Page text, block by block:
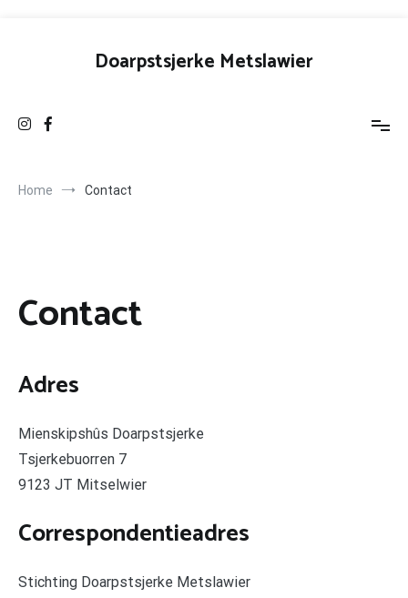
Doarpstsjerke Metslawier
Home Contact
Contact
Adres
Mienskipshûs Doarpstsjerke
Tsjerkebuorren 7
9123 JT Mitselwier
Correspondentieadres
Stichting Doarpstsjerke Metslawier